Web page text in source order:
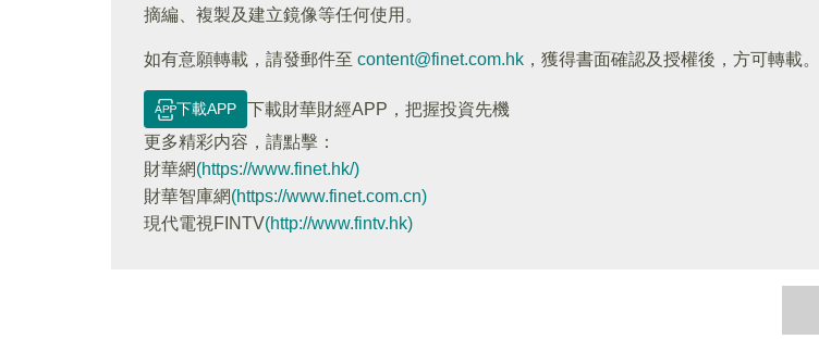
摘編、複製及建立鏡像等任何使用。
如有意願轉載，請發郵件至 content@finet.com.hk ，獲得書面確認及授權後，方可轉載。
下載APP
下載財華財經APP，把握投資先機
更多精彩内容，請點擊：
財華網(https://www.finet.hk/)
財華智庫網(https://www.finet.com.cn)
現代電視FINTV(http://www.fintv.hk)